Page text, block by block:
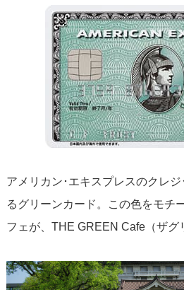
アメリカン･エキスプレスのクレ
るグリーンカード。この色をモチ
フェが、THE GREEN Cafe（ザグ